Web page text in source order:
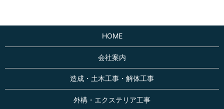
HOME
会社案内
造成・土木工事・解体工事
外構・エクステリア工事